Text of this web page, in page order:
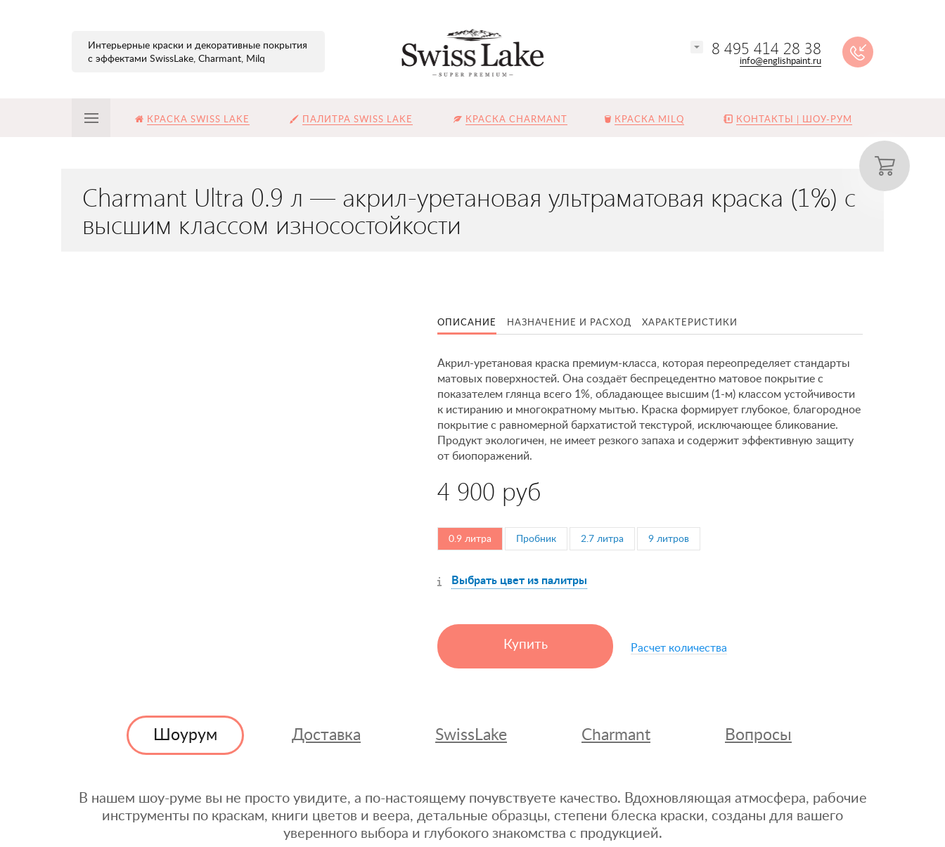
Интерьерные краски и декоративные покрытия
с эффектами SwissLake, Charmant, Milq
8 495 414 28 38
info@englishpaint.ru
КРАСКА SWISS LAKE ПАЛИТРА SWISS LAKE КРАСКА CHARMANT КРАСКА MILQ КОНТАКТЫ | ШОУ-РУМ
Charmant Ultra 0.9 л — акрил-уретановая ультраматовая краска (1%) с
высшим классом износостойкости
ОПИСАНИЕ НАЗНАЧЕНИЕ И РАСХОД ХАРАКТЕРИСТИКИ
Акрил-уретановая краска премиум-класса, которая переопределяет стандарты
матовых поверхностей. Она создаёт беспрецедентно матовое покрытие с
показателем глянца всего 1%, обладающее высшим (1-м) классом устойчивости
к истиранию и многократному мытью. Краска формирует глубокое, благородное
покрытие с равномерной бархатистой текстурой, исключающее бликование.
Продукт экологичен, не имеет резкого запаха и содержит эффективную защиту
от биопоражений.
4 900 руб
0.9 литра Пробник 2.7 литра 9 литров
Выбрать цвет из палитры
Купить Расчет количества
Шоурум Доставка SwissLake Charmant Вопросы
В нашем шоу-руме вы не просто увидите, а по-настоящему почувствуете качество. Вдохновляющая атмосфера, рабочие
инструменты по краскам, книги цветов и веера, детальные образцы, степени блеска краски, созданы для вашего
уверенного выбора и глубокого знакомства с продукцией.